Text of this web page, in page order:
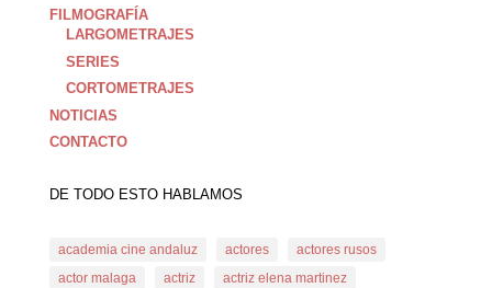
FILMOGRAFÍA
LARGOMETRAJES
SERIES
CORTOMETRAJES
NOTICIAS
CONTACTO
DE TODO ESTO HABLAMOS
academia cine andaluz actores
actores rusos
actor malaga
actriz
actriz elena martinez